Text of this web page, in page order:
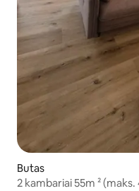
Butas
2 kambariai 55m ²